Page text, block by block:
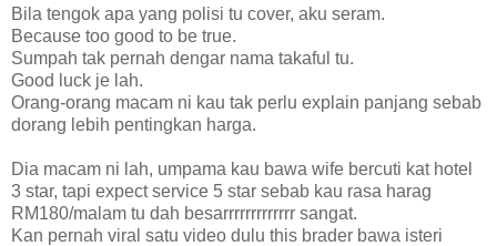
Bila tengok apa yang polisi tu cover, aku seram.
Because too good to be true.
Sumpah tak pernah dengar nama takaful tu.
Good luck je lah.
Orang-orang macam ni kau tak perlu explain panjang sebab
dorang lebih pentingkan harga.
Dia macam ni lah, umpama kau bawa wife bercuti kat hotel
3 star, tapi expect service 5 star sebab kau rasa harag
RM180/malam tu dah besarrrrrrrrrrrrr sangat.
Kan pernah viral satu video dulu this brader bawa isteri